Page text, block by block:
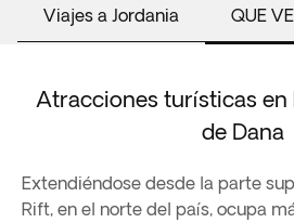
Viajes a Jordania QUE
Atracciones turísticas en
de Dana
Extendiéndose desde la parte
Rift, en el norte del país, ocupa